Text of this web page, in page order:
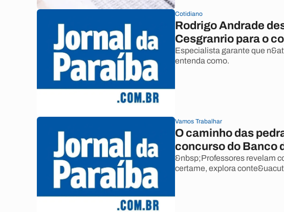
Cotidiano
Rodrigo Andrade
Cesgranrio para o
Especialista garante que
entenda como.
Vamos Trabalhar
O caminho das
concurso do Banco
&nbsp;Professores revelam
certame, explora